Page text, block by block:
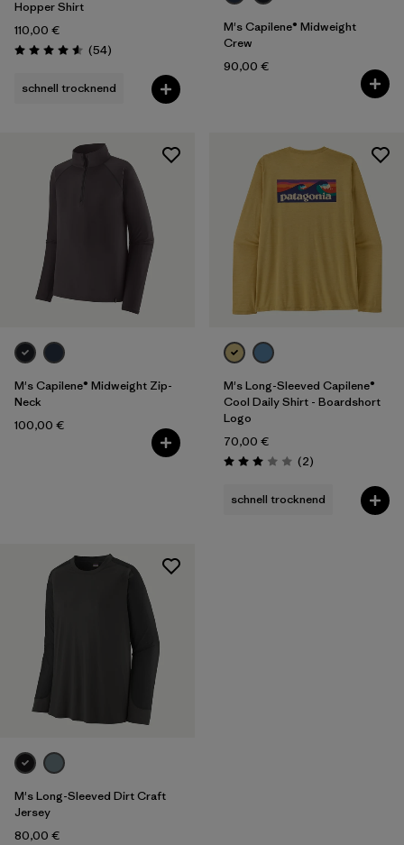
Hopper Shirt
110,00 €
Bewertung: 4.6 / 5
(54Rezensionen
)
schnell trocknend
M's Capilene® Midweight
Crew
90,00 €
M's Capilene® Midweight Zip-
Neck
100,00 €
M's Long-Sleeved Capilene®
Cool Daily Shirt - Boardshort
Logo
70,00 €
Bewertung: 3.0 / 5
(2Rezensionen
)
schnell trocknend
M's Long-Sleeved Dirt Craft
Jersey
80,00 €